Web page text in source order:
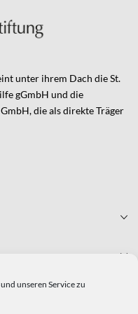
unseren Service zu
unter ihrem Dach die St.
gGmbH und die
die als direkte Träger